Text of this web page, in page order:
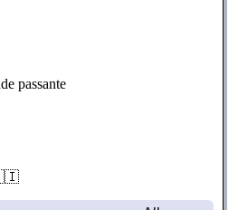
passante